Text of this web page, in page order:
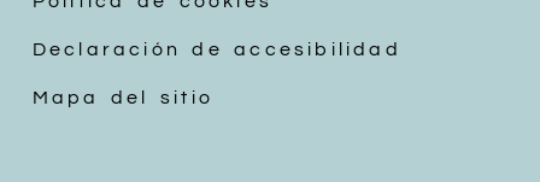
Declaración de accesibilidad
Mapa del sitio